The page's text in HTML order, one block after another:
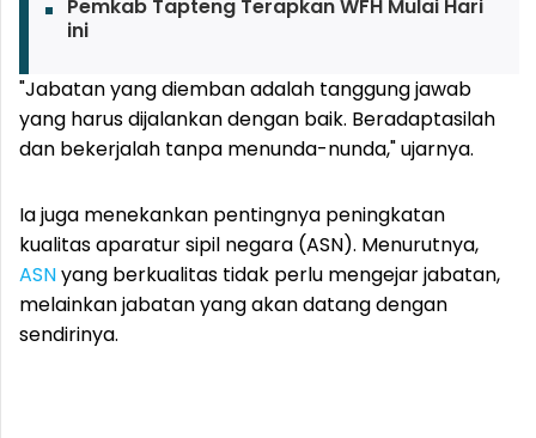
Pemkab Tapteng Terapkan WFH Mulai Hari
ini
"Jabatan yang diemban adalah tanggung jawab
yang harus dijalankan dengan baik. Beradaptasilah
dan bekerjalah tanpa menunda-nunda," ujarnya.
Ia juga menekankan pentingnya peningkatan
kualitas aparatur sipil negara (ASN). Menurutnya,
ASNyang berkualitas tidak perlu mengejar jabatan,
melainkan jabatan yang akan datang dengan
sendirinya.